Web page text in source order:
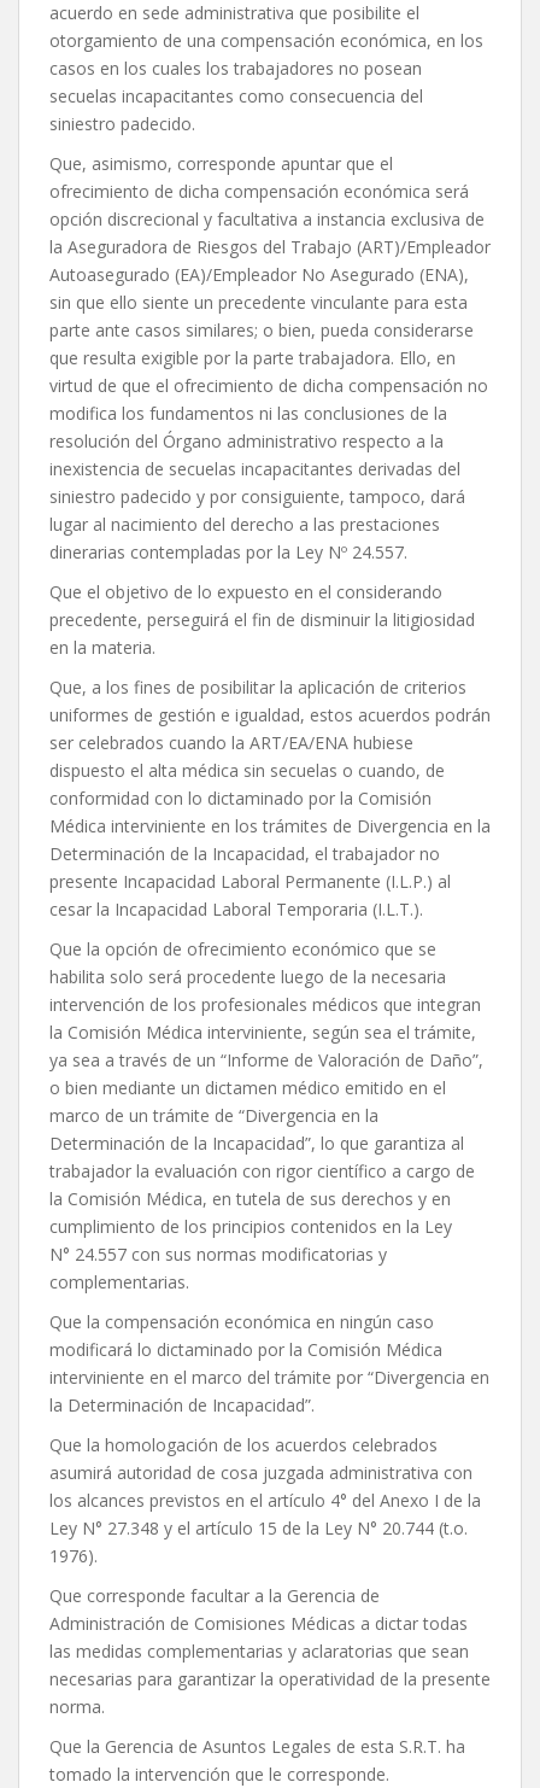
acuerdo en sede administrativa que posibilite el
otorgamiento de una compensación económica, en los
casos en los cuales los trabajadores no posean
secuelas incapacitantes como consecuencia del
siniestro padecido.
Que, asimismo, corresponde apuntar que el
ofrecimiento de dicha compensación económica será
opción discrecional y facultativa a instancia exclusiva de
la Aseguradora de Riesgos del Trabajo (ART)/Empleador
Autoasegurado (EA)/Empleador No Asegurado (ENA),
sin que ello siente un precedente vinculante para esta
parte ante casos similares; o bien, pueda considerarse
que resulta exigible por la parte trabajadora. Ello, en
virtud de que el ofrecimiento de dicha compensación no
modifica los fundamentos ni las conclusiones de la
resolución del Órgano administrativo respecto a la
inexistencia de secuelas incapacitantes derivadas del
siniestro padecido y por consiguiente, tampoco, dará
lugar al nacimiento del derecho a las prestaciones
dinerarias contempladas por la Ley Nº 24.557.
Que el objetivo de lo expuesto en el considerando
precedente, perseguirá el fin de disminuir la litigiosidad
en la materia.
Que, a los fines de posibilitar la aplicación de criterios
uniformes de gestión e igualdad, estos acuerdos podrán
ser celebrados cuando la ART/EA/ENA hubiese
dispuesto el alta médica sin secuelas o cuando, de
conformidad con lo dictaminado por la Comisión
Médica interviniente en los trámites de Divergencia en la
Determinación de la Incapacidad, el trabajador no
presente Incapacidad Laboral Permanente (I.L.P.) al
cesar la Incapacidad Laboral Temporaria (I.L.T.).
Que la opción de ofrecimiento económico que se
habilita solo será procedente luego de la necesaria
intervención de los profesionales médicos que integran
la Comisión Médica interviniente, según sea el trámite,
ya sea a través de un “Informe de Valoración de Daño”,
o bien mediante un dictamen médico emitido en el
marco de un trámite de “Divergencia en la
Determinación de la Incapacidad”, lo que garantiza al
trabajador la evaluación con rigor científico a cargo de
la Comisión Médica, en tutela de sus derechos y en
cumplimiento de los principios contenidos en la Ley
N° 24.557 con sus normas modificatorias y
complementarias.
Que la compensación económica en ningún caso
modificará lo dictaminado por la Comisión Médica
interviniente en el marco del trámite por “Divergencia en
la Determinación de Incapacidad”.
Que la homologación de los acuerdos celebrados
asumirá autoridad de cosa juzgada administrativa con
los alcances previstos en el artículo 4° del Anexo I de la
Ley N° 27.348 y el artículo 15 de la Ley N° 20.744 (t.o.
1976).
Que corresponde facultar a la Gerencia de
Administración de Comisiones Médicas a dictar todas
las medidas complementarias y aclaratorias que sean
necesarias para garantizar la operatividad de la presente
norma.
Que la Gerencia de Asuntos Legales de esta S.R.T. ha
tomado la intervención que le corresponde.